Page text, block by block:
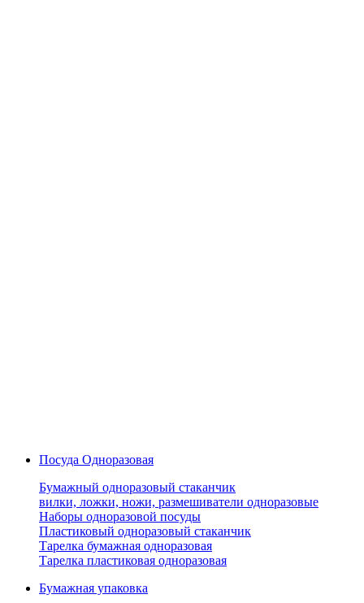
Посуда Одноразовая
Бумажный одноразовый стаканчик
вилки, ложки, ножи, размешиватели одноразовые
Наборы одноразовой посуды
Пластиковый одноразовый стаканчик
Тарелка бумажная одноразовая
Тарелка пластиковая одноразовая
Бумажная упаковка